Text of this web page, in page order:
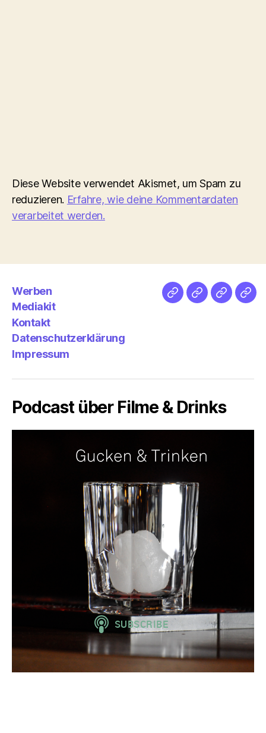
Diese Website verwendet Akismet, um Spam zu
reduzieren. Erfahre, wie deine Kommentardaten
verarbeitet werden.
Werben
Mediakit
Kontakt
Datenschutzerklärung
Impressum
NetzMedien
Podcast über Filme & Drinks